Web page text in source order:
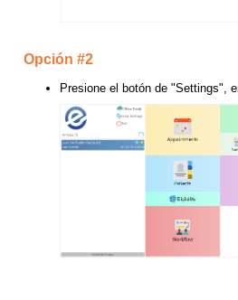
Opción #2
Presione el botón de "Settings",